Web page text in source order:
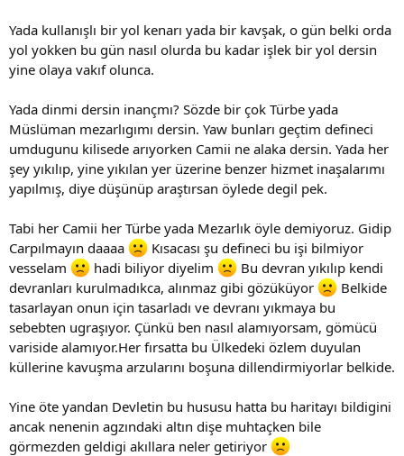
Yada kullanışlı bir yol kenarı yada bir kavşak, o gün belki orda
yol yokken bu gün nasıl olurda bu kadar işlek bir yol dersin
yine olaya vakıf olunca.
Yada dinmi dersin inançmı? Sözde bir çok Türbe yada
Müslüman mezarlıgımı dersin. Yaw bunları geçtim defineci
umdugunu kilisede arıyorken Camii ne alaka dersin. Yada her
şey yıkılıp, yine yıkılan yer üzerine benzer hizmet inaşalarımı
yapılmış, diye düşünüp araştırsan öylede degil pek.
Tabi her Camii her Türbe yada Mezarlık öyle demiyoruz. Gidip
Carpılmayın daaaa
Kısacası şu defineci bu işi bilmiyor
vesselam
hadi biliyor diyelim
Bu devran yıkılıp kendi
devranları kurulmadıkca, alınmaz gibi gözüküyor
Belkide
tasarlayan onun için tasarladı ve devranı yıkmaya bu
sebebten ugraşıyor. Çünkü ben nasıl alamıyorsam, gömücü
variside alamıyor.Her fırsatta bu Ülkedeki özlem duyulan
küllerine kavuşma arzularını boşuna dillendirmiyorlar belkide.
Yine öte yandan Devletin bu hususu hatta bu haritayı bildigini
ancak nenenin agzındaki altın dişe muhtaçken bile
görmezden geldigi akıllara neler getiriyor